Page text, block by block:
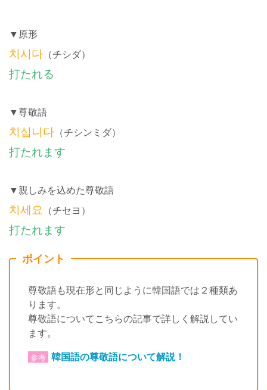
▼原形
치시다 （チシダ）
打たれる
▼尊敬語
치십니다 （チシンミダ）
打たれます
▼親しみを込めた尊敬語
치세요 （チセヨ）
打たれます
ポイント
尊敬語も現在形と同じように韓国語では２種類あ
ります。
尊敬語についてこちらの記事で詳しく解説してい
ます。
参考 韓国語の尊敬語について解説！